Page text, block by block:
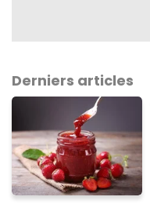
Derniers articles